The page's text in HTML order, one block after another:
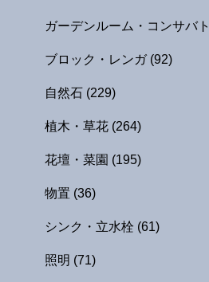
ガーデンルーム・コンサバ
ブロック・レンガ (92)
自然石 (229)
植木・草花 (264)
花壇・菜園 (195)
物置 (36)
シンク・立水栓 (61)
照明 (71)